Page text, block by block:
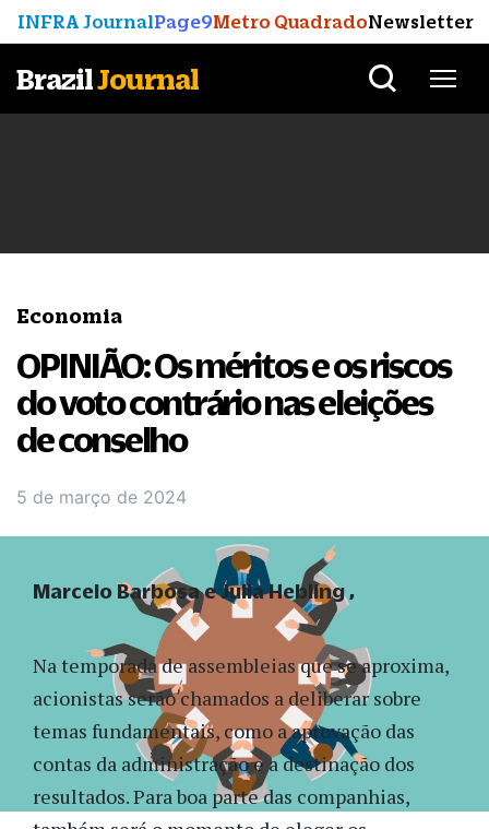
INFRA JournalPage9Metro QuadradoNewsletter
BrazilJournal
Economia
OPINIÃO: Os méritos e os riscos
do voto contrário nas eleições
de conselho
5 de março de 2024
Na temporada de assembleias que se aproxima,
acionistas serão chamados a deliberar sobre
temas fundamentais, como a aprovação das
contas da administração e a destinação dos
resultados. Para boa parte das companhias,
Marcelo Barbosa e Julia Hebling